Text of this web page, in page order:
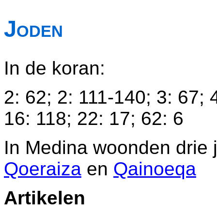
Joden
In de koran:
2: 62; 2: 111-140; 3: 67;
16: 118; 22: 17; 62: 6
In Medina woonden
Qoeraiza en Qainoeqa
Artikelen